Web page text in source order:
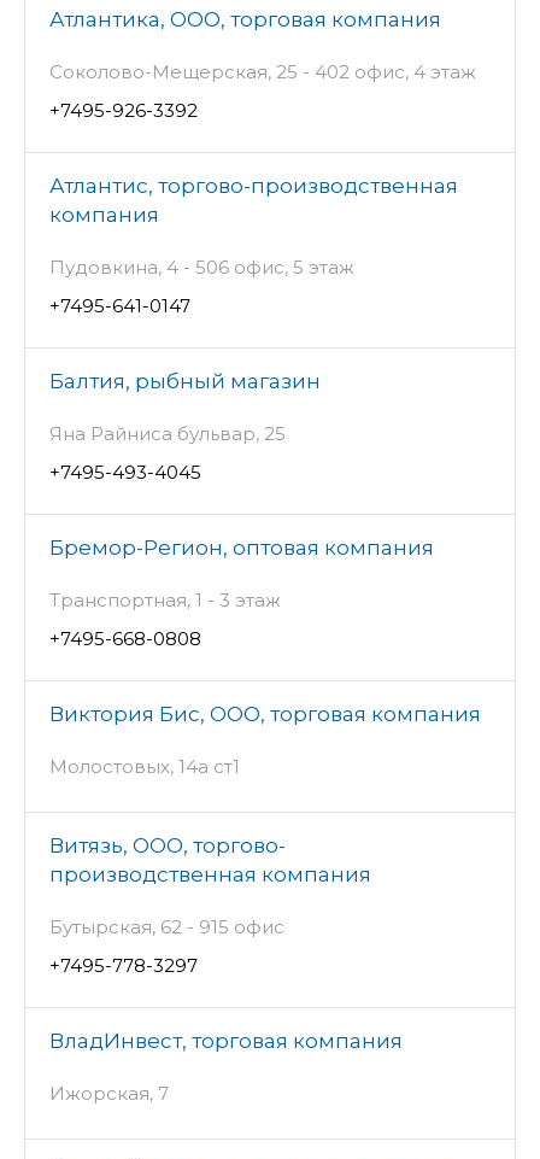
Атлантика, ООО, торговая компания
Соколово-Мещерская, 25 - 402 офис, 4 этаж
+7495-926-3392
Атлантис, торгово-производственная
компания
Пудовкина, 4 - 506 офис, 5 этаж
+7495-641-0147
Балтия, рыбный магазин
Яна Райниса бульвар, 25
+7495-493-4045
Бремор-Регион, оптовая компания
Транспортная, 1 - 3 этаж
+7495-668-0808
Виктория Бис, ООО, торговая компания
Молостовых, 14а ст1
Витязь, ООО, торгово-
производственная компания
Бутырская, 62 - 915 офис
+7495-778-3297
ВладИнвест, торговая компания
Ижорская, 7